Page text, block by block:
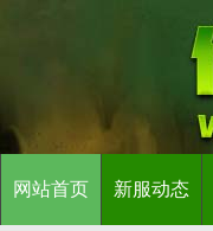
网站首页 新服动态